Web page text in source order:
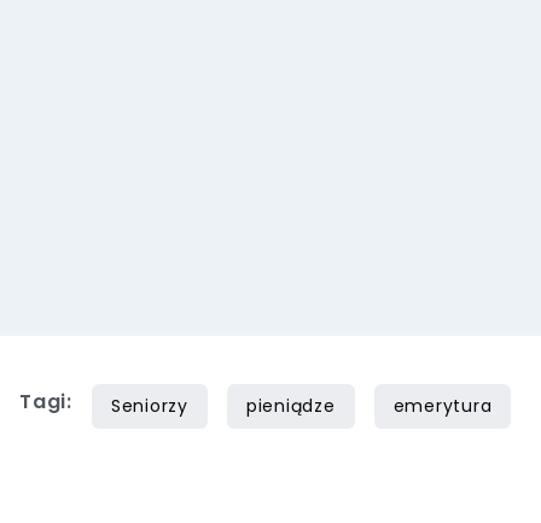
Tagi: Seniorzy pieniądze emerytura